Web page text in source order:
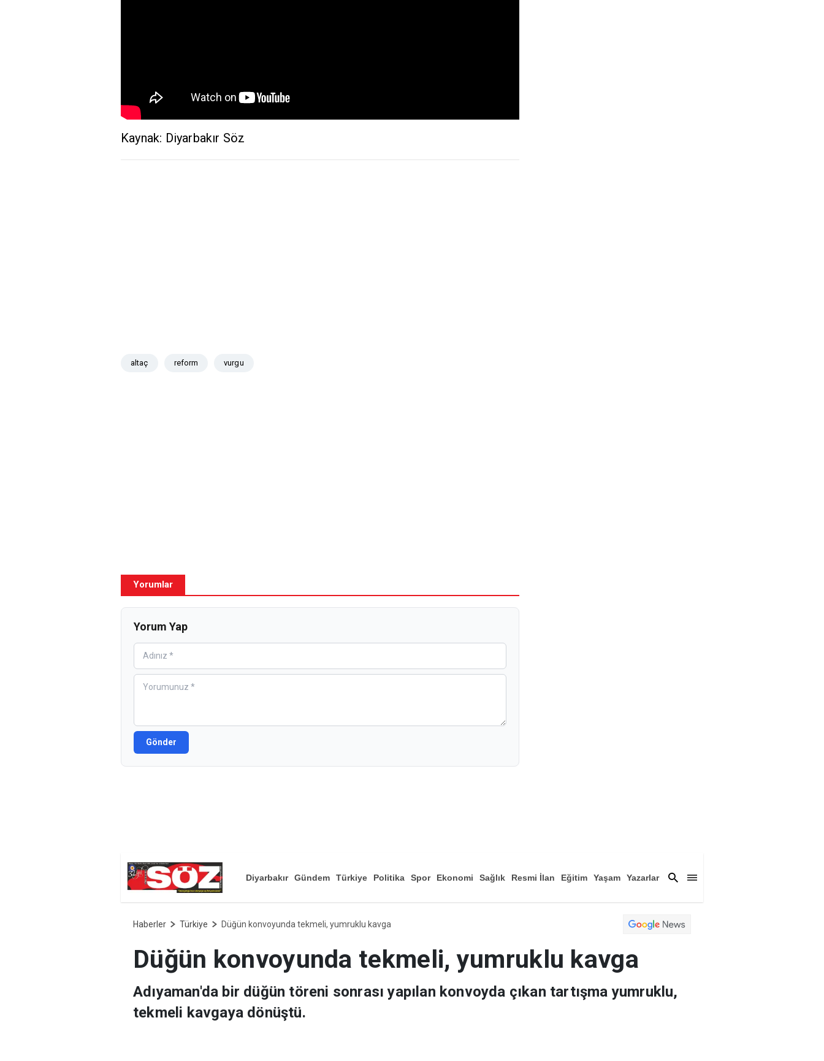
Kaynak: Diyarbakır Söz
altaç reform vurgu
Yorumlar
Yorum Yap
Gönder
Haberler Türkiye Düğün konvoyunda tekmeli, yumruklu kavga
Düğün konvoyunda tekmeli, yumruklu kavga
Adıyaman'da bir düğün töreni sonrası yapılan konvoyda çıkan tartışma yumruklu,